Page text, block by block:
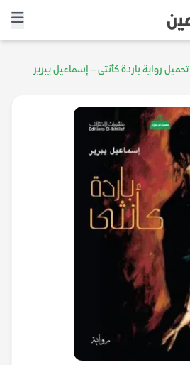
تحميل رواية باردة كأنثى – إسماعيل يبرير